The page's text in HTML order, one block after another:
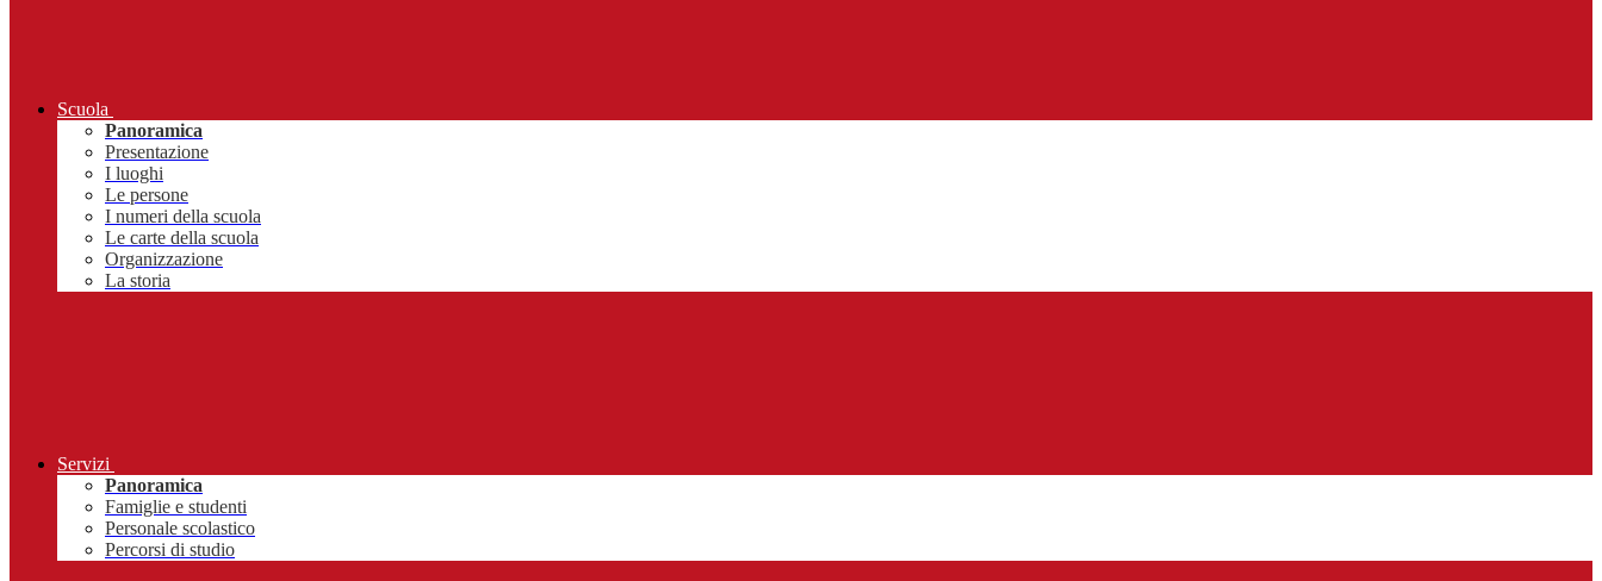
Scuola
Panoramica
Presentazione
I luoghi
Le persone
I numeri della scuola
Le carte della scuola
Organizzazione
La storia
Servizi
Panoramica
Famiglie e studenti
Personale scolastico
Percorsi di studio